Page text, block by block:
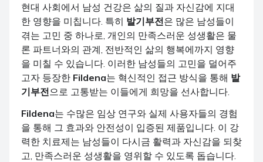
현대 사회에서 남성 건강은 삶의 질과 자신감에 지대
한 영향을 미칩니다. 특히 발기부전은 많은 남성들이
겪는 고민 중 하나로, 개인의 만족스러운 성생활은 물
론 파트너와의 관계, 전반적인 삶의 행복에까지 영향
을 미칠 수 있습니다. 이러한 남성들의 고민을 덜어주
고자 등장한 Fildena는 혁신적인 접근 방식을 통해 발
기부전으로 고통받는 이들에게 희망을 선사합니다.
Fildena는 수많은 임상 연구와 실제 사용자들의 경험
을 통해 그 효과와 안전성이 입증된 제품입니다. 이 강
력한 치료제는 남성들이 다시금 활력과 자신감을 되찾
고, 만족스러운 성생활을 영위할 수 있도록 돕습니다.